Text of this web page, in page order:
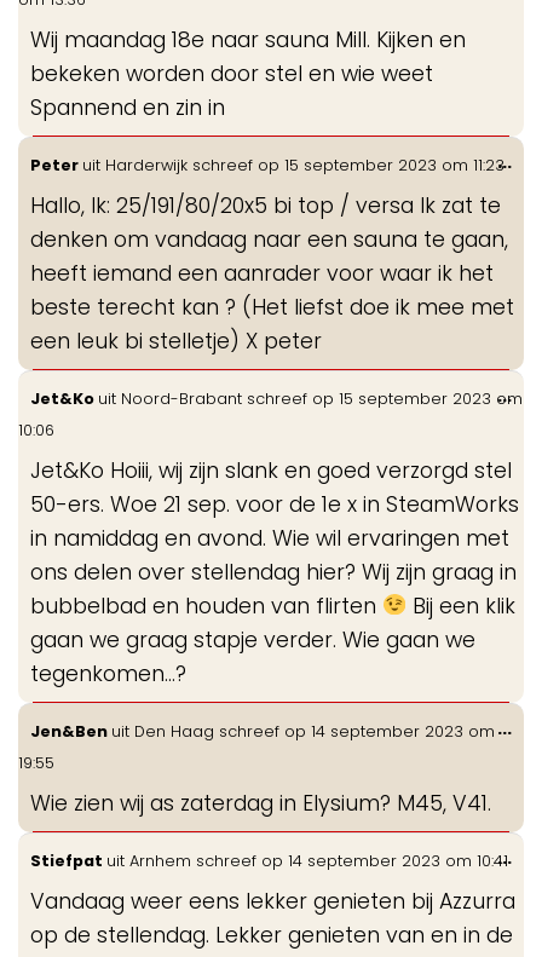
Wij maandag 18e naar sauna Mill. Kijken en
bekeken worden door stel en wie weet
Spannend en zin in
Peter uit Harderwijk schreef op 15 september 2023 om 11:23
Hallo, Ik: 25/191/80/20x5 bi top / versa Ik zat te
denken om vandaag naar een sauna te gaan,
heeft iemand een aanrader voor waar ik het
beste terecht kan ? (Het liefst doe ik mee met
een leuk bi stelletje) X peter
...
Jet&Ko uit Noord-Brabant schreef op 15 september 2023 om
10:06
Jet&Ko Hoiii, wij zijn slank en goed verzorgd stel
50-ers. Woe 21 sep. voor de 1e x in SteamWorks
in namiddag en avond. Wie wil ervaringen met
ons delen over stellendag hier? Wij zijn graag in
bubbelbad en houden van flirten
Bij een klik
gaan we graag stapje verder. Wie gaan we
tegenkomen...?
...
Jen&Ben uit Den Haag schreef op 14 september 2023 om
19:55
Wie zien wij as zaterdag in Elysium? M45, V41.
...
Stiefpat uit Arnhem schreef op 14 september 2023 om 10:41
Vandaag weer eens lekker genieten bij Azzurra
op de stellendag. Lekker genieten van en in de
...